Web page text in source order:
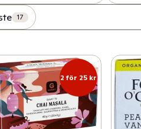
17
2 för 25 kr